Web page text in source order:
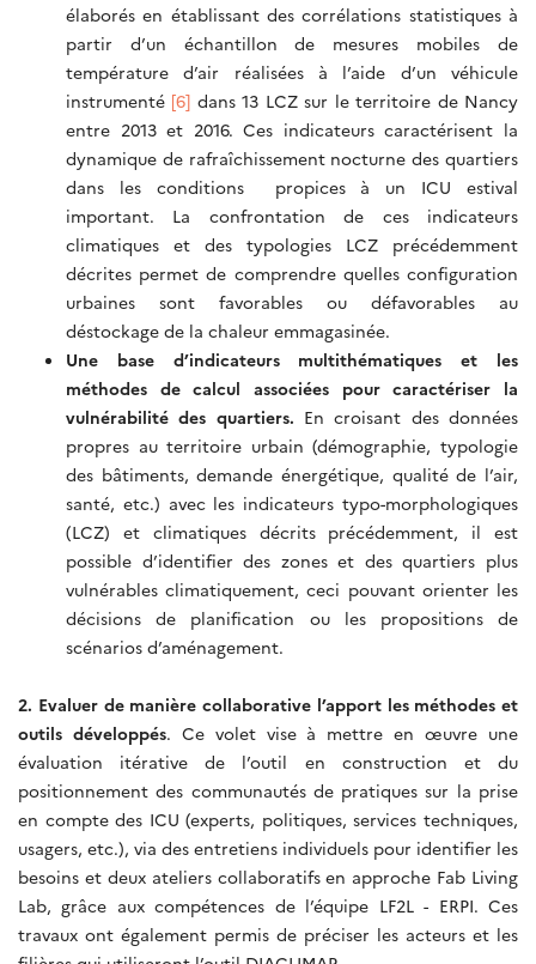
élaborés en établissant des corrélations statistiques à
partir d’un échantillon de mesures mobiles de
température d’air réalisées à l’aide d’un véhicule
instrumenté [6] dans 13 LCZ sur le territoire de Nancy
entre 2013 et 2016. Ces indicateurs caractérisent la
dynamique de rafraîchissement nocturne des quartiers
dans les conditions propices à un ICU estival
important. La confrontation de ces indicateurs
climatiques et des typologies LCZ précédemment
décrites permet de comprendre quelles configuration
urbaines sont favorables ou défavorables au
déstockage de la chaleur emmagasinée.
Une base d’indicateurs multithématiques et les
méthodes de calcul associées pour caractériser la
vulnérabilité des quartiers. En croisant des données
propres au territoire urbain (démographie, typologie
des bâtiments, demande énergétique, qualité de l’air,
santé, etc.) avec les indicateurs typo-morphologiques
(LCZ) et climatiques décrits précédemment, il est
possible d’identifier des zones et des quartiers plus
vulnérables climatiquement, ceci pouvant orienter les
décisions de planification ou les propositions de
scénarios d’aménagement.
2. Evaluer de manière collaborative l’apport les méthodes et
outils développés. Ce volet vise à mettre en œuvre une
évaluation itérative de l’outil en construction et du
positionnement des communautés de pratiques sur la prise
en compte des ICU (experts, politiques, services techniques,
usagers, etc.), via des entretiens individuels pour identifier les
besoins et deux ateliers collaboratifs en approche Fab Living
Lab, grâce aux compétences de l’équipe LF2L - ERPI. Ces
travaux ont également permis de préciser les acteurs et les